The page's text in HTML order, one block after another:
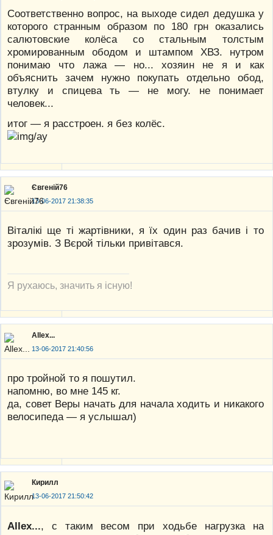
Соответственно вопрос, на выходе сидел дедушка у
которого странным образом по 180 грн оказались
салютовские колёса со стальным толстым
хромированным ободом и штампом ХВЗ. нутром
понимаю что лажа — но... хозяин не я и как
объяснить зачем нужно покупать отдельно обод,
втулку и спицева ть — не могу. не понимает
человек...
итог — я расстроен. я без колёс.
Євгеній76
13-06-2017 21:38:35
Віталікі ще ті жартівники, я їх один раз бачив і то
зрозумів. З Вєрой тільки привітався.
Я рухаюсь, значить я існую!
Allex...
13-06-2017 21:40:56
про тройной то я пошутил.
напомню, во мне 145 кг.
да, совет Веры начать для начала ходить и никакого
велосипеда — я услышал)
Кирилл
13-06-2017 21:50:42
Allex..., с таким весом при ходьбе нагрузка на